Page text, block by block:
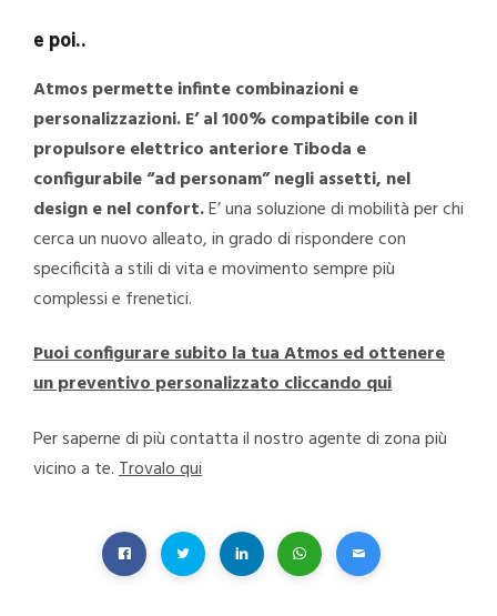
e poi..
Atmos permette infinte combinazioni e
personalizzazioni. E’ al 100% compatibile con il
propulsore elettrico anteriore Tiboda e
configurabile “ad personam” negli assetti, nel
design e nel confort.E’ una soluzione di mobilità per chi
cerca un nuovo alleato, in grado di rispondere con
specificità a stili di vita e movimento sempre più
complessi e frenetici.
Puoi configurare subito la tua Atmos ed ottenere
un preventivo personalizzato cliccando qui
Per saperne di più contatta il nostro agente di zona più
vicino a te.Trovalo qui